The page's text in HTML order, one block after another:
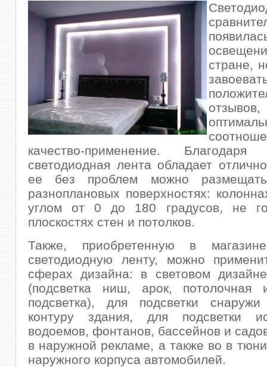
стране,
качество-применение.
светодиодная лента обладает
ее без проблем можно
разноплановых поверхностях:
углом от 0 до 180 градусов, не
плоскостях стен и потолков.
Также, приобретенную в
светодиодную ленту, можно
сферах дизайна: в световом
(подсветка ниш, арок, потолочная
подсветка), для подсветки
контуру здания, для подсветки
водоемов, фонтанов, бассейнов и
в наружной рекламе, а также во в
наружного корпуса автомобилей.